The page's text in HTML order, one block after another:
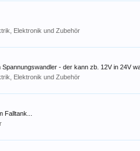
Elektronik und Zubehör
- der kann zb. 12V in 24V
Elektronik und Zubehör
Falltank...